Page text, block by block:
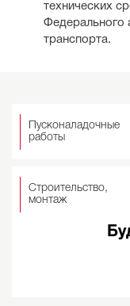
технических
Федерального
транспорта.
Пусконаладочные
работы
Строительство,
монтаж